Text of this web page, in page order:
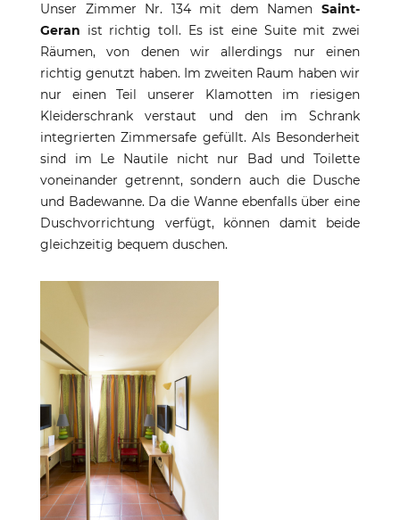
Unser Zimmer Nr. 134 mit dem Namen Saint-
Geran ist richtig toll. Es ist eine Suite mit zwei
Räumen, von denen wir allerdings nur einen
richtig genutzt haben. Im zweiten Raum haben wir
nur einen Teil unserer Klamotten im riesigen
Kleiderschrank verstaut und den im Schrank
integrierten Zimmersafe gefüllt. Als Besonderheit
sind im Le Nautile nicht nur Bad und Toilette
voneinander getrennt, sondern auch die Dusche
und Badewanne. Da die Wanne ebenfalls über eine
Duschvorrichtung verfügt, können damit beide
gleichzeitig bequem duschen.